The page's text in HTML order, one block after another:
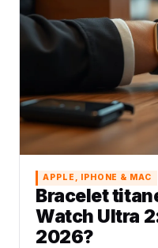
APPLE, IPHONE & MAC
Bracelet
Watch Ultra
2026?